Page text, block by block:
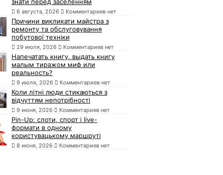
6 августа, 2026 Комментариев нет
Причини викликати майстра з
ремонту та обслуговування
побутової техніки
29 июля, 2026 Комментариев нет
Напечатать книгу, выдать книгу
малым тиражом миф или
реальность?
9 июля, 2026 Комментариев нет
Коли літні люди стикаються з
відчуттям непотрібності
9 июня, 2026 Комментариев нет
Pin-Up: слоти, спорт і live-
формати в одному
користувацькому маршруті
8 июня, 2026 Комментариев нет